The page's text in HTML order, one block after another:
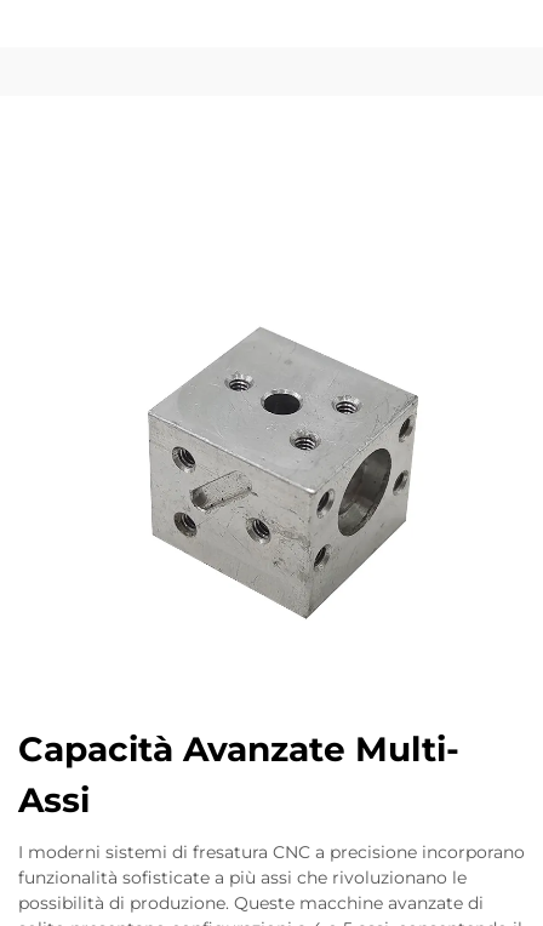
Capacità Avanzate Multi-
Assi
I moderni sistemi di fresatura CNC a precisione incorporano
funzionalità sofisticate a più assi che rivoluzionano le
possibilità di produzione. Queste macchine avanzate di